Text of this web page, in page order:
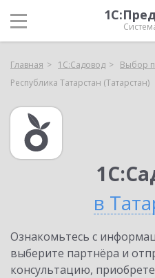
Главная 1С:Садовод
Выбор
Республика Татарстан (Татарстан)
в
Ознакомьтесь с
выберите партнёра и
консультацию,